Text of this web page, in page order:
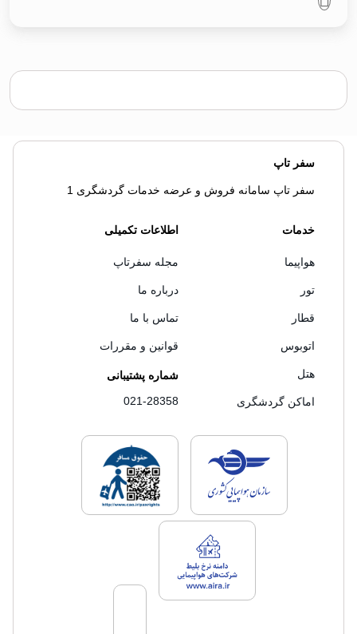
سفر تاپ
سفر تاپ سامانه فروش و عرضه خدمات گردشگری 1
خدمات
هواپیما
تور
قطار
اتوبوس
هتل
اماکن گردشگری
اطلاعات تکمیلی
مجله سفرتاپ
درباره ما
تماس با ما
قوانین و مقررات
شماره پشتیبانی
021-28358
لایسنس های فروش سفرتاپلایسنس های
لایسنس های فروش سفرتاپ